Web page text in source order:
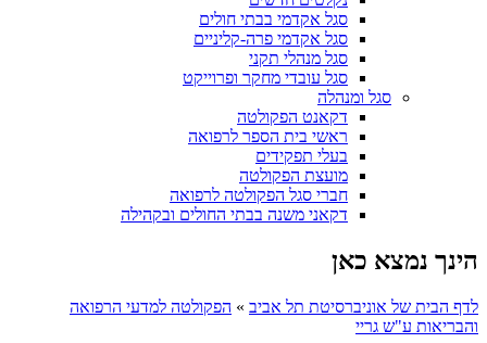
סגל אקדמי בבתי חולים
סגל אקדמי פרה-קליניים
סגל מנהלי תקני
סגל עובדי מחקר ופרוייקט
סגל ומנהלה
דקאנט הפקולטה
ראשי בית הספר לרפואה
בעלי תפקידים
מועצת הפקולטה
חברי סגל הפקולטה לרפואה
דקאני משנה בבתי החולים ובקהילה
הינך נמצא כאן
לדף הבית של אוניברסיטת תל אביב » הפקולטה למדעי הרפואה
והבריאות ע"ש גריי